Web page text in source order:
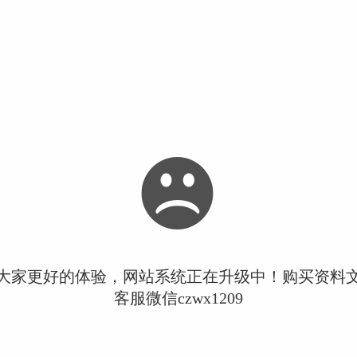
家更好的体验，网站系统正在升级中！购买资料
客服微信czwx1209